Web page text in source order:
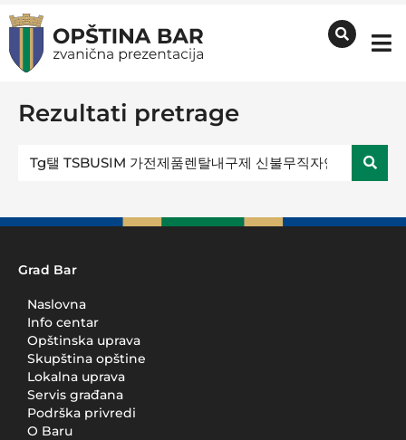
Rezultati pretrage
Grad Bar
Naslovna
Info centar
Opštinska uprava
Skupština opštine
Lokalna uprava
Servis građana
Podrška privredi
O Baru